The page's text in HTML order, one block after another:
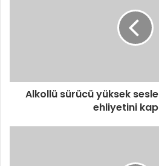
Alkollü sürücü yüksek
ehliyetini